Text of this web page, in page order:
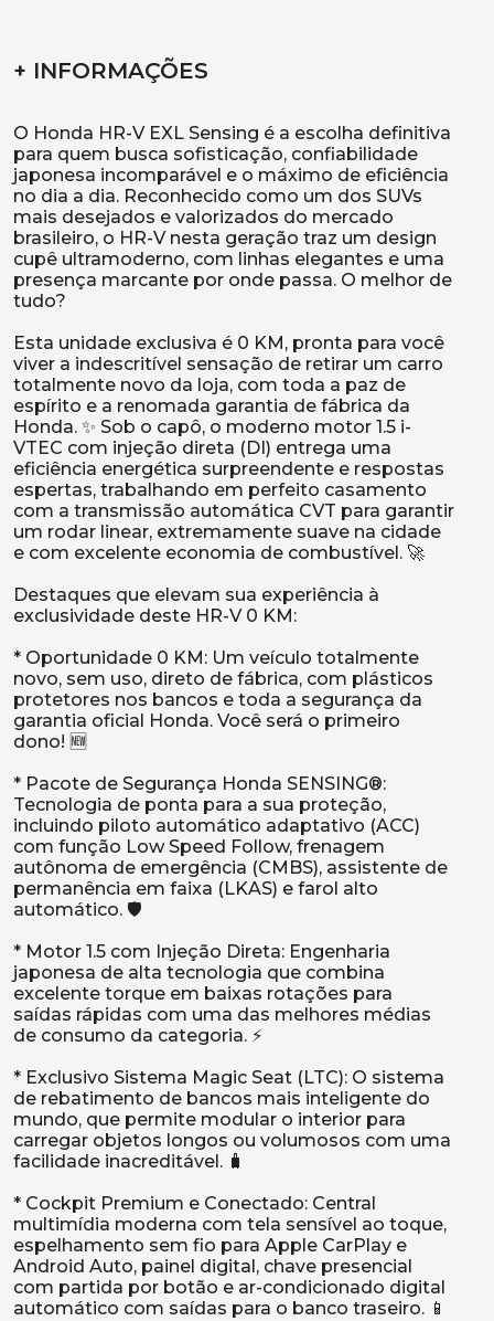
+ INFORMAÇÕES
O Honda HR-V EXL Sensing é a escolha definitiva
para quem busca sofisticação, confiabilidade
japonesa incomparável e o máximo de eficiência
no dia a dia. Reconhecido como um dos SUVs
mais desejados e valorizados do mercado
brasileiro, o HR-V nesta geração traz um design
cupê ultramoderno, com linhas elegantes e uma
presença marcante por onde passa. O melhor de
tudo?
Esta unidade exclusiva é 0 KM, pronta para você
viver a indescritível sensação de retirar um carro
totalmente novo da loja, com toda a paz de
espírito e a renomada garantia de fábrica da
Honda. ✨ Sob o capô, o moderno motor 1.5 i-
VTEC com injeção direta (DI) entrega uma
eficiência energética surpreendente e respostas
espertas, trabalhando em perfeito casamento
com a transmissão automática CVT para garantir
um rodar linear, extremamente suave na cidade
e com excelente economia de combustível. 🚀
Destaques que elevam sua experiência à
exclusividade deste HR-V 0 KM:
* Oportunidade 0 KM: Um veículo totalmente
novo, sem uso, direto de fábrica, com plásticos
protetores nos bancos e toda a segurança da
garantia oficial Honda. Você será o primeiro
dono! 🆕
* Pacote de Segurança Honda SENSING®:
Tecnologia de ponta para a sua proteção,
incluindo piloto automático adaptativo (ACC)
com função Low Speed Follow, frenagem
autônoma de emergência (CMBS), assistente de
permanência em faixa (LKAS) e farol alto
automático. 🛡️
* Motor 1.5 com Injeção Direta: Engenharia
japonesa de alta tecnologia que combina
excelente torque em baixas rotações para
saídas rápidas com uma das melhores médias
de consumo da categoria. ⚡
* Exclusivo Sistema Magic Seat (LTC): O sistema
de rebatimento de bancos mais inteligente do
mundo, que permite modular o interior para
carregar objetos longos ou volumosos com uma
facilidade inacreditável. 🧳
* Cockpit Premium e Conectado: Central
multimídia moderna com tela sensível ao toque,
espelhamento sem fio para Apple CarPlay e
Android Auto, painel digital, chave presencial
com partida por botão e ar-condicionado digital
automático com saídas para o banco traseiro. 📱